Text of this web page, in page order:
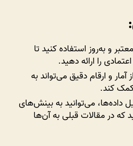
و به‌روز استفاده کنید تا
را ارائه دهید.
آمار و ارقام دقیق می‌تواند به
کند.
داده‌ها، می‌توانید به بینش‌های
در مقالات قبلی به آن‌ها